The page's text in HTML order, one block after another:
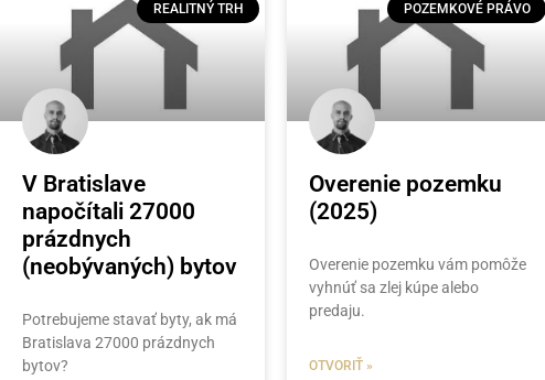
REALITNÝ TRH
V Bratislave
napočítali 27000
prázdnych
(neobývaných) bytov
Potrebujeme stavať byty, ak má
Bratislava 27000 prázdnych
bytov?
POZEMKOVÉ PRÁVO
Overenie pozemku
(2025)
Overenie pozemku vám pomôže
vyhnúť sa zlej kúpe alebo
predaju.
OTVORIŤ »